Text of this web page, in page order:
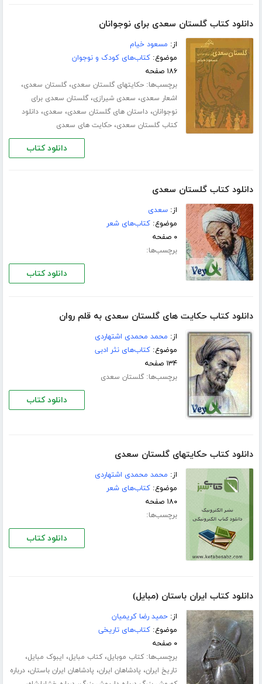
دانلود کتاب گلستان سعدی برای نوجوانان
از: مسعود خیام
موضوع:کتاب‌های کودک و نوجوان
۱۸۶ صفحه
برچسب‌ها:حکایتهاى گلستان سعدی،گلستان سعدی،
اشعار سعدی، سعدی شیرازی،گلستان سعدی برای
نوجوانان،داستان های گلستان سعدی، سعدی،دانلود
کتاب گلستان سعدی،حکایت های سعدی
دانلود کتاب
دانلود کتاب گلستان سعدی
از:سعدی
موضوع:کتاب‌های شعر
۰ صفحه
برچسب‌ها:
دانلود کتاب
دانلود کتاب حکایت های گلستان سعدی به قلم روان
از: محمد محمدی اشتهاردی
موضوع:کتاب‌های نثر ادبی
۱۳۴ صفحه
برچسب‌ها:گلستان سعدی
دانلود کتاب
دانلود کتاب حكايتهاى گلستان سعدی
از: محمد محمدى اشتهاردى
موضوع:کتاب‌های شعر
۱۸۰ صفحه
برچسب‌ها:
دانلود کتاب
دانلود کتاب ایران باستان (مبایل)
از:حمید رضا کریمیان
موضوع:کتاب‌های تاریخی
۰ صفحه
برچسب‌ها:کتاب موبایل،کتاب مبایل، ایبوک مبایل،
تاریخ ایران، پادشاهان ایران، پادشاهان ایران باستان،درباره